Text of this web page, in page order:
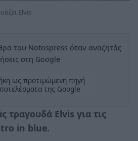
Elvis
του Notospress όταν αναζητάς
στη Google
ως προτιμώμενη πηγή
της Google
τραγουδά Elvis για τις
in blue.